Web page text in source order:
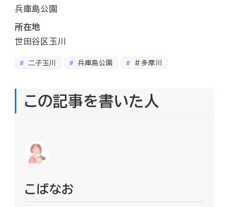
兵庫島公園
所在地
世田谷区玉川
二子玉川 兵庫島公園 ＃多摩川
この記事を書いた人
こばなお